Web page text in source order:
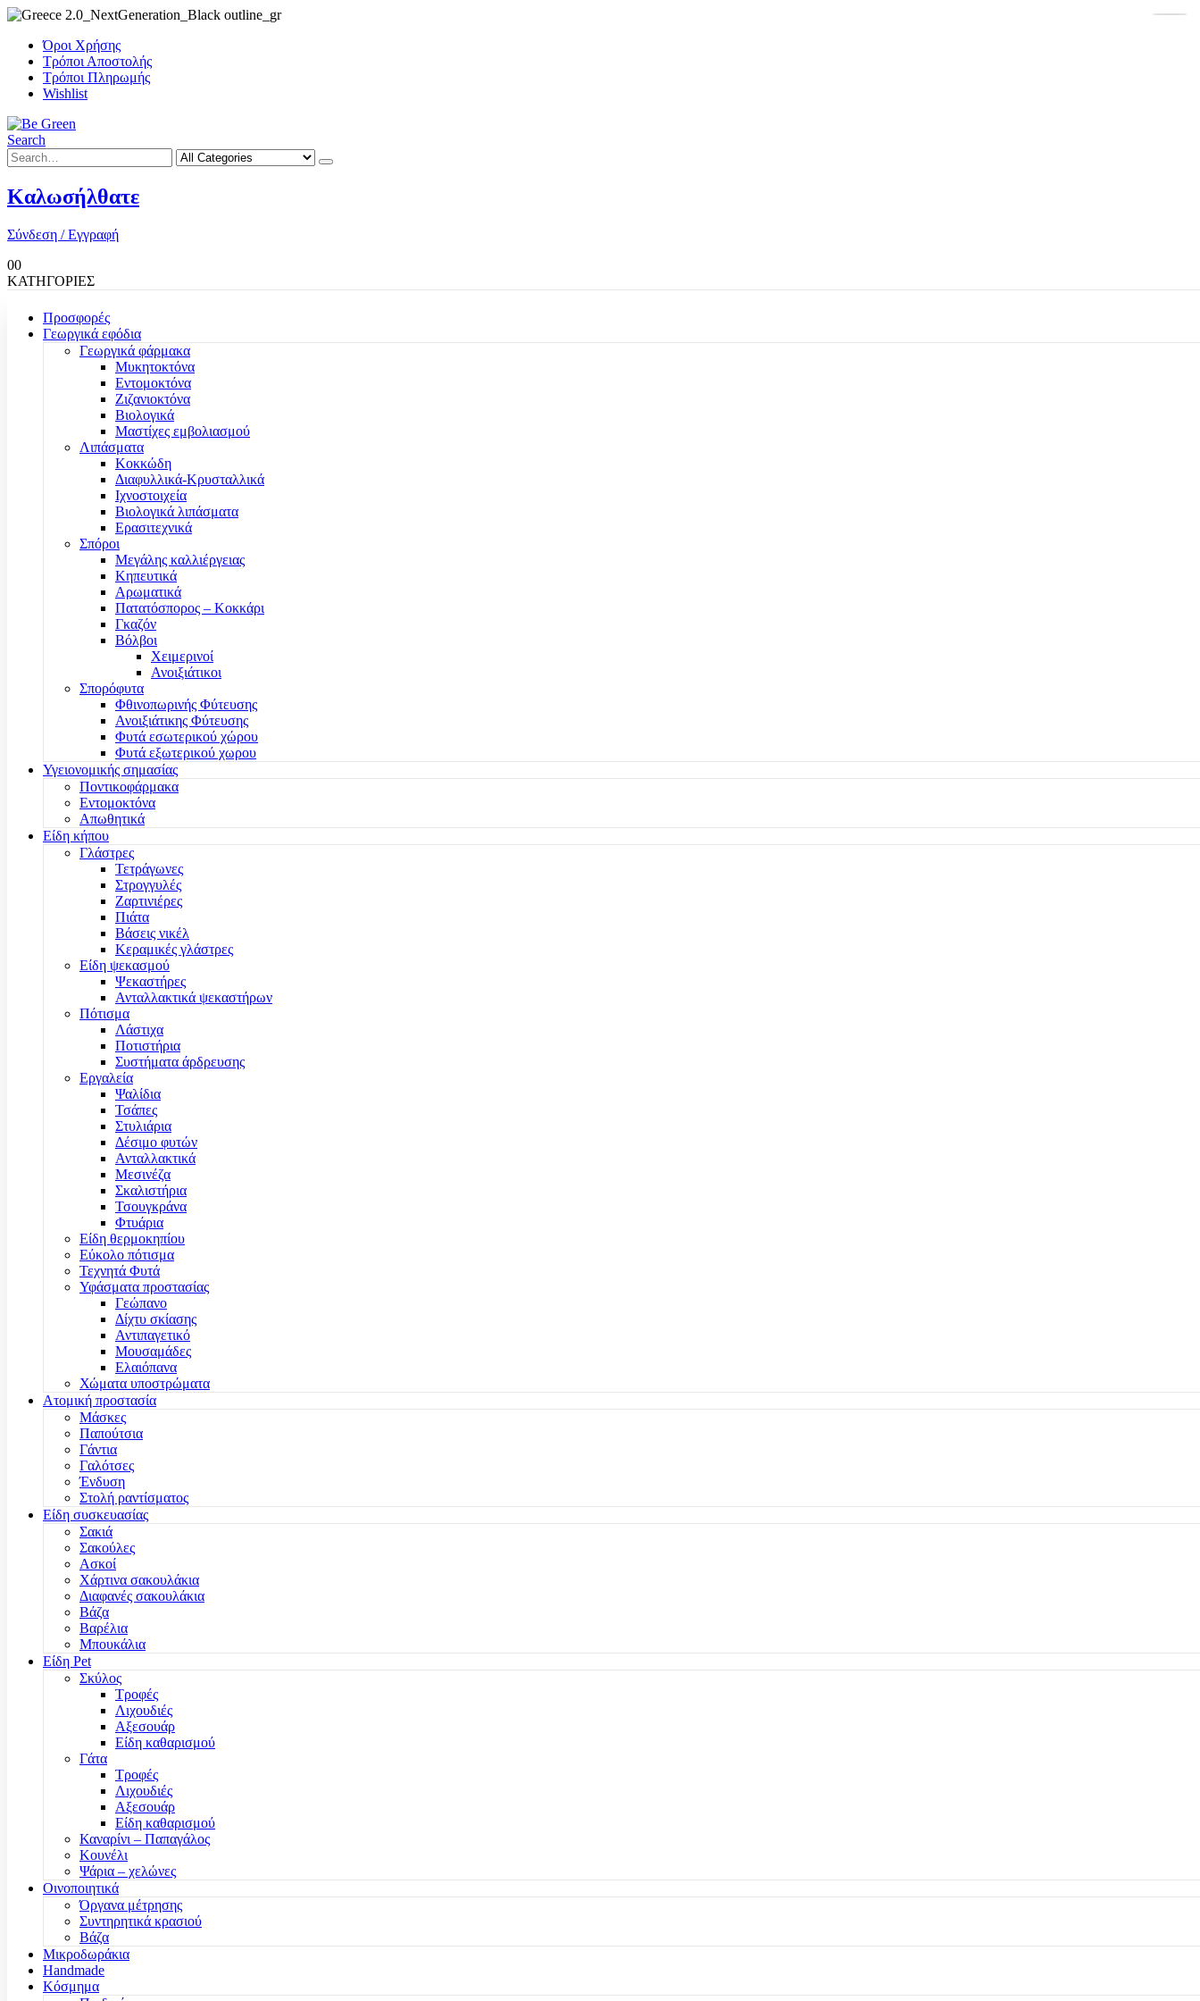
Όροι Χρήσης
Τρόποι Αποστολής
Τρόποι Πληρωμής
Wishlist
Search
Καλωσήλθατε
Σύνδεση / Εγγραφή
00
ΚΑΤΗΓΟΡΙΕΣ
Προσφορές
Γεωργικά εφόδια
Γεωργικά φάρμακα
Μυκητοκτόνα
Εντομοκτόνα
Ζιζανιοκτόνα
Βιολογικά
Μαστίχες εμβολιασμού
Λιπάσματα
Κοκκώδη
Διαφυλλικά-Κρυσταλλικά
Ιχνοστοιχεία
Βιολογικά λιπάσματα
Ερασιτεχνικά
Σπόροι
Μεγάλης καλλιέργειας
Κηπευτικά
Αρωματικά
Πατατόσπορος – Κοκκάρι
Γκαζόν
Βόλβοι
Χειμερινοί
Ανοιξιάτικοι
Σπορόφυτα
Φθινοπωρινής Φύτευσης
Ανοιξιάτικης Φύτευσης
Φυτά εσωτερικού χώρου
Φυτά εξωτερικού χωρου
Υγειονομικής σημασίας
Ποντικοφάρμακα
Εντομοκτόνα
Απωθητικά
Είδη κήπου
Γλάστρες
Τετράγωνες
Στρογγυλές
Ζαρτινιέρες
Πιάτα
Βάσεις νικέλ
Κεραμικές γλάστρες
Είδη ψεκασμού
Ψεκαστήρες
Ανταλλακτικά ψεκαστήρων
Πότισμα
Λάστιχα
Ποτιστήρια
Συστήματα άρδρευσης
Εργαλεία
Ψαλίδια
Τσάπες
Στυλιάρια
Δέσιμο φυτών
Ανταλλακτικά
Μεσινέζα
Σκαλιστήρια
Τσουγκράνα
Φτυάρια
Είδη θερμοκηπίου
Εύκολο πότισμα
Τεχνητά Φυτά
Υφάσματα προστασίας
Γεώπανο
Δίχτυ σκίασης
Αντιπαγετικό
Μουσαμάδες
Ελαιόπανα
Χώματα υποστρώματα
Ατομική προστασία
Μάσκες
Παπούτσια
Γάντια
Γαλότσες
Ένδυση
Στολή ραντίσματος
Είδη συσκευασίας
Σακιά
Σακούλες
Ασκοί
Χάρτινα σακουλάκια
Διαφανές σακουλάκια
Βάζα
Βαρέλια
Μπουκάλια
Είδη Pet
Σκύλος
Τροφές
Λιχουδιές
Αξεσουάρ
Είδη καθαρισμού
Γάτα
Τροφές
Λιχουδιές
Αξεσουάρ
Είδη καθαρισμού
Καναρίνι – Παπαγάλος
Κουνέλι
Ψάρια – χελώνες
Οινοποιητικά
Όργανα μέτρησης
Συντηρητικά κρασιού
Βάζα
Μικροδωράκια
Handmade
Κόσμημα